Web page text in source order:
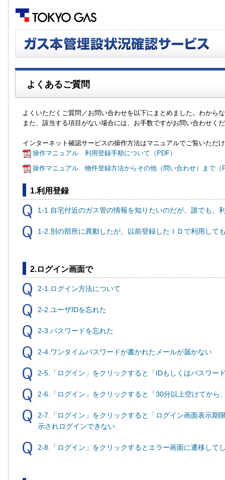
よくあるご質問
よくいただくご質問／お問い合わせを以下にまとめました。わから
また、該当する項目がない場合には、お手数ですがお問い合わせく
インターネット確認サービスの操作方法はマニュアルでご覧いただ
操作マニュアル 利用登録手順について（PDF）
操作マニュアル 物件登録方法からその他（問い合わせ）まで（
1.利用登録
1-1.自宅付近のガス管の情報を知りたいのだが、誰でも、
1-2.別の部所に異動したが、以前登録したＩＤで利用して
2.ログイン画面で
2-1.ログイン方法について
2-2.ユーザIDを忘れた
2-3.パスワードを忘れた
2-4.ワンタイムパスワードが書かれたメールが届かない
2-5.「ログイン」をクリックすると「IDもしくはパスワー
2-6.「ログイン」をクリックすると「30分以上空けてか
2-7.「ログイン」をクリックすると「ログイン画面表示期
示されログインできない
2-8.「ログイン」をクリックするとエラー画面に遷移して